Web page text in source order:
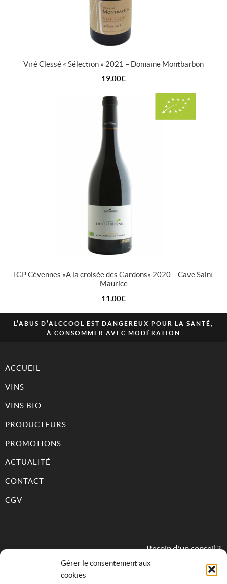
Gérer le consentement aux
cookies
Viré Clessé « Sélection » 2021 – Domaine Montbarbon
19.00€
IGP Cévennes « A la croisée des Gardons » 2020 – Cave Saint
Maurice
11.00€
L’ABUS D’ALCCOOL EST DANGEREUX POUR LA SANTÉ,
À CONSOMMER AVEC MODÉRATION
ACCUEIL
VINS
VINS BIO
PRODUCTEURS
PROMOTIONS
ACTUALITÉ
CONTACT
CGV
Besoin d’un conseil ?
09 82 31 68 83